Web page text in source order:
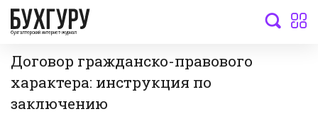
бухгалтерский интернет-журнал
Договор гражданско-правового
характера: инструкция по
заключению